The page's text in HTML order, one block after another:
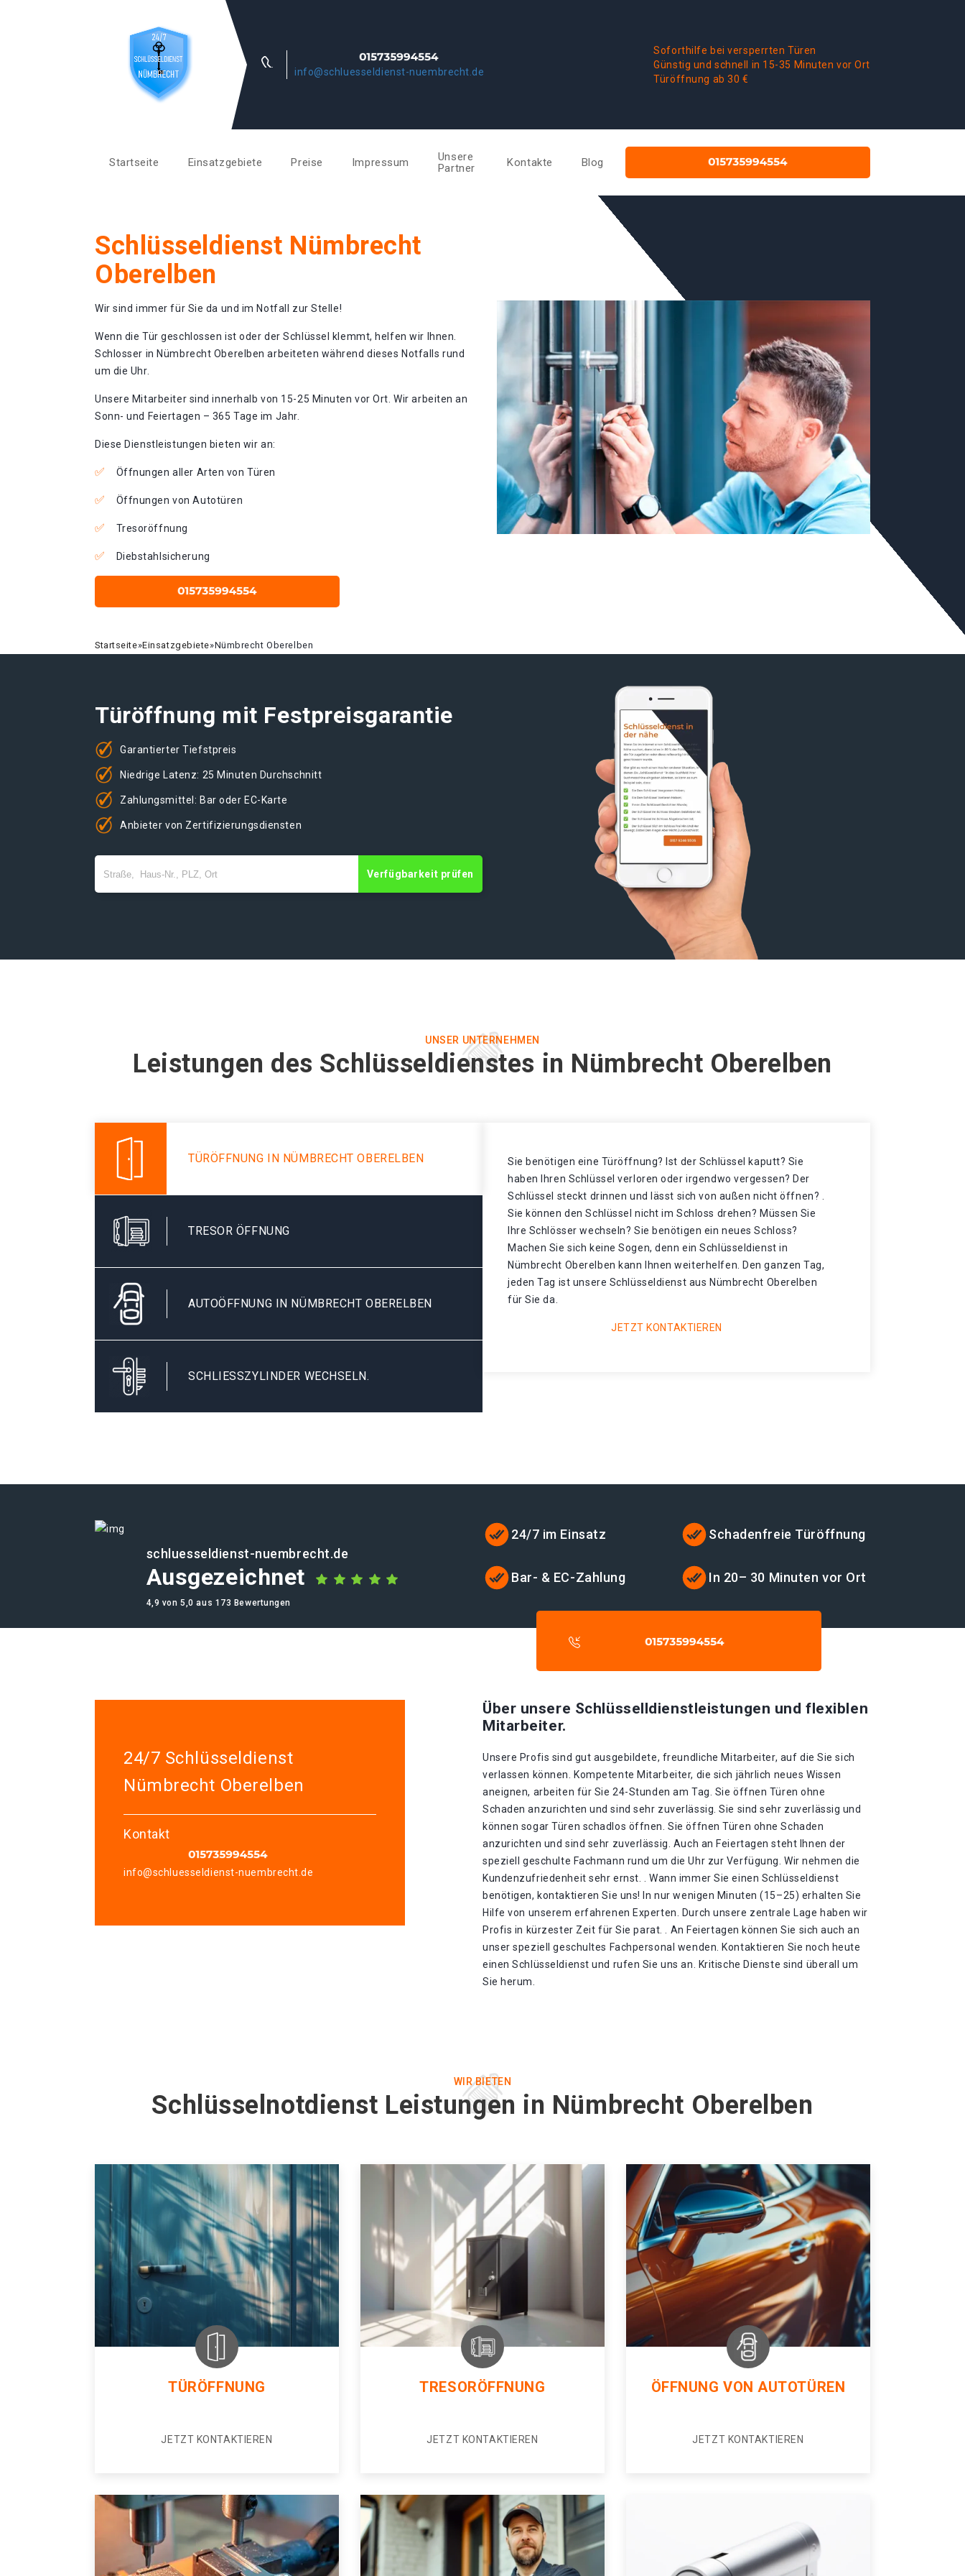
info@schluesseldienst-nuembrecht.de
Soforthilfe bei versperrten Türen
Günstig und schnell in 15-35 Minuten vor Ort
Türöffnung ab 30 €
Startseite Einsatzgebiete Preise Impressum
Unsere
Partner
Kontakte Blog
Schlüsseldienst Nümbrecht
Oberelben
Wir sind immer für Sie da und im Notfall zur Stelle!
Wenn die Tür geschlossen ist oder der Schlüssel klemmt, helfen wir Ihnen.
Schlosser in Nümbrecht Oberelben arbeiteten während dieses Notfalls rund
um die Uhr.
Unsere Mitarbeiter sind innerhalb von 15-25 Minuten vor Ort. Wir arbeiten an
Sonn- und Feiertagen – 365 Tage im Jahr.
Diese Dienstleistungen bieten wir an:
Öffnungen aller Arten von Türen
Öffnungen von Autotüren
Tresoröffnung
Diebstahlsicherung
Startseite»Einsatzgebiete»Nümbrecht Oberelben
Türöffnung mit Festpreisgarantie
Garantierter Tiefstpreis
Niedrige Latenz: 25 Minuten Durchschnitt
Zahlungsmittel: Bar oder EC-Karte
Anbieter von Zertifizierungsdiensten
Verfügbarkeit prüfen
UNSER UNTERNEHMEN
Leistungen des Schlüsseldienstes in Nümbrecht Oberelben
TÜRÖFFNUNG IN NÜMBRECHT OBERELBEN
TRESOR ÖFFNUNG
AUTOÖFFNUNG IN NÜMBRECHT OBERELBEN
SCHLIESSZYLINDER WECHSELN.
Sie benötigen eine Türöffnung? Ist der Schlüssel kaputt? Sie
haben Ihren Schlüssel verloren oder irgendwo vergessen? Der
Schlüssel steckt drinnen und lässt sich von außen nicht öffnen? .
Sie können den Schlüssel nicht im Schloss drehen? Müssen Sie
Ihre Schlösser wechseln? Sie benötigen ein neues Schloss?
Machen Sie sich keine Sogen, denn ein Schlüsseldienst in
Nümbrecht Oberelben kann Ihnen weiterhelfen. Den ganzen Tag,
jeden Tag ist unsere Schlüsseldienst aus Nümbrecht Oberelben
für Sie da.
JETZT KONTAKTIEREN
schluesseldienst-nuembrecht.de
Ausgezeichnet
4,9 von 5,0 aus 173 Bewertungen
24/7 im Einsatz Schadenfreie Türöffnung
Bar- & EC-Zahlung In 20– 30 Minuten vor Ort
24/7 Schlüsseldienst
Nümbrecht Oberelben
Kontakt
info@schluesseldienst-nuembrecht.de
Über unsere Schlüsselldienstleistungen und flexiblen
Mitarbeiter.
Unsere Profis sind gut ausgebildete, freundliche Mitarbeiter, auf die Sie sich
verlassen können. Kompetente Mitarbeiter, die sich jährlich neues Wissen
aneignen, arbeiten für Sie 24-Stunden am Tag. Sie öffnen Türen ohne
Schaden anzurichten und sind sehr zuverlässig. Sie sind sehr zuverlässig und
können sogar Türen schadlos öffnen. Sie öffnen Türen ohne Schaden
anzurichten und sind sehr zuverlässig. Auch an Feiertagen steht Ihnen der
speziell geschulte Fachmann rund um die Uhr zur Verfügung. Wir nehmen die
Kundenzufriedenheit sehr ernst. . Wann immer Sie einen Schlüsseldienst
benötigen, kontaktieren Sie uns! In nur wenigen Minuten (15–25) erhalten Sie
Hilfe von unserem erfahrenen Experten. Durch unsere zentrale Lage haben wir
Profis in kürzester Zeit für Sie parat. . An Feiertagen können Sie sich auch an
unser speziell geschultes Fachpersonal wenden. Kontaktieren Sie noch heute
einen Schlüsseldienst und rufen Sie uns an. Kritische Dienste sind überall um
Sie herum.
WIR BIETEN
Schlüsselnotdienst Leistungen in Nümbrecht Oberelben
TÜRÖFFNUNG
JETZT KONTAKTIEREN
TRESORÖFFNUNG
JETZT KONTAKTIEREN
ÖFFNUNG VON AUTOTÜREN
JETZT KONTAKTIEREN